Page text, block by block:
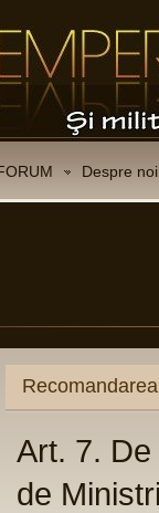
Despre noi
Art. 7.
de